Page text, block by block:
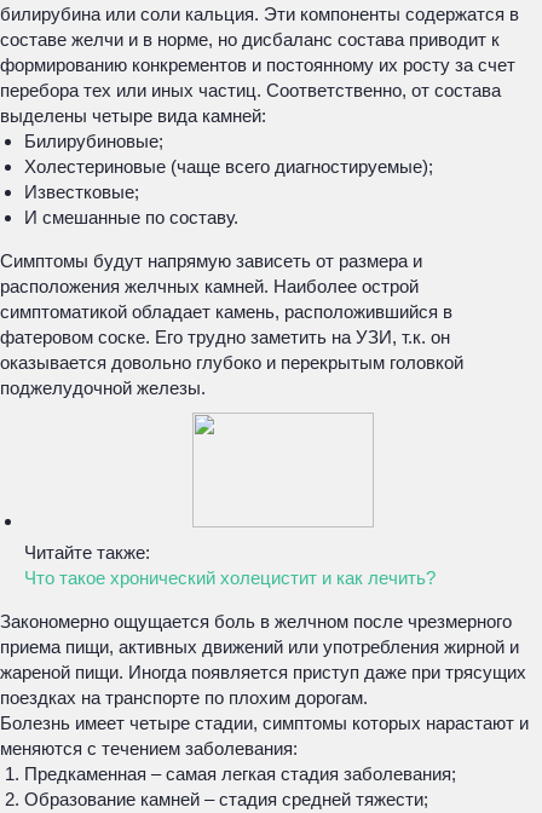
билирубина или соли кальция. Эти компоненты содержатся в
составе желчи и в норме, но дисбаланс состава приводит к
формированию конкрементов и постоянному их росту за счет
перебора тех или иных частиц. Соответственно, от состава
выделены четыре вида камней:
Билирубиновые;
Холестериновые (чаще всего диагностируемые);
Известковые;
И смешанные по составу.
Симптомы будут напрямую зависеть от размера и
расположения желчных камней. Наиболее острой
симптоматикой обладает камень, расположившийся в
фатеровом соске. Его трудно заметить на УЗИ, т.к. он
оказывается довольно глубоко и перекрытым головкой
поджелудочной железы.
Читайте также:
Что такое хронический холецистит и как лечить?
Закономерно ощущается боль в желчном после чрезмерного
приема пищи, активных движений или употребления жирной и
жареной пищи. Иногда появляется приступ даже при трясущих
поездках на транспорте по плохим дорогам.
Болезнь имеет четыре стадии, симптомы которых нарастают и
меняются с течением заболевания:
Предкаменная – самая легкая стадия заболевания;
Образование камней – стадия средней тяжести;